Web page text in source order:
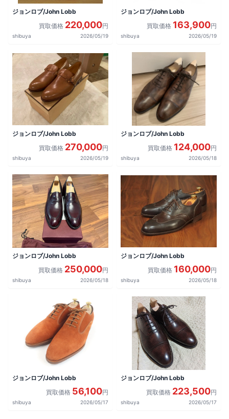
ジョンロブ/John Lobb
買取価格 220,000円
shibuya 2026/05/19
ジョンロブ/John Lobb
買取価格 163,900円
shibuya 2026/05/19
ジョンロブ/John Lobb
買取価格 270,000円
shibuya 2026/05/19
ジョンロブ/John Lobb
買取価格 124,000円
shibuya 2026/05/18
ジョンロブ/John Lobb
買取価格 250,000円
shibuya 2026/05/18
ジョンロブ/John Lobb
買取価格 160,000円
shibuya 2026/05/18
ジョンロブ/John Lobb
買取価格 56,100円
shibuya 2026/05/17
ジョンロブ/John Lobb
買取価格 223,500円
shibuya 2026/05/17